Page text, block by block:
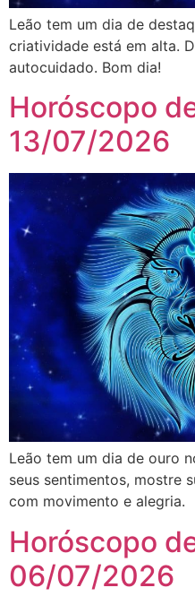
Leão tem um dia de
criatividade está em alta.
autocuidado. Bom dia!
Horóscopo
13/07/2026
Leão tem um dia de ouro
seus sentimentos, mostre
com movimento e alegria.
Horóscopo
06/07/2026